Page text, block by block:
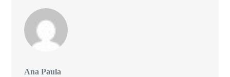
Ana Paula